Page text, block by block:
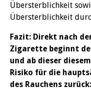
Übersterblichkeit
Übersterblichkeit
Fazit: Direkt nach
Zigarette beginnt
und ab dieser
Risiko für die
des Rauchens